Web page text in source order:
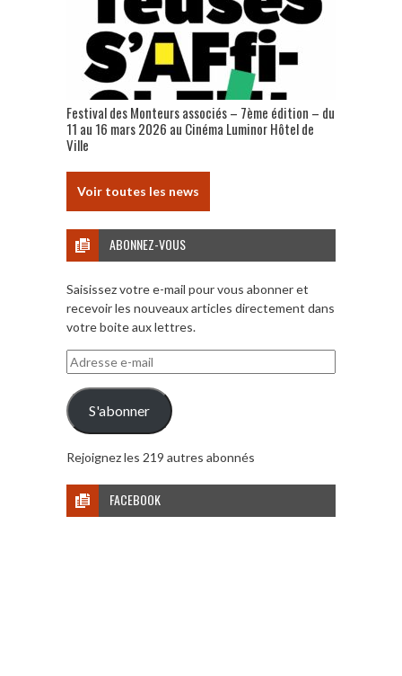
Festival des Monteurs associés – 7ème édition – du
11 au 16 mars 2026 au Cinéma Luminor Hôtel de
Ville
Voir toutes les news
ABONNEZ-VOUS
Saisissez votre e-mail pour vous abonner et
recevoir les nouveaux articles directement dans
votre boite aux lettres.
Adresse
e-
mail
S'abonner
Rejoignez les 219 autres abonnés
FACEBOOK